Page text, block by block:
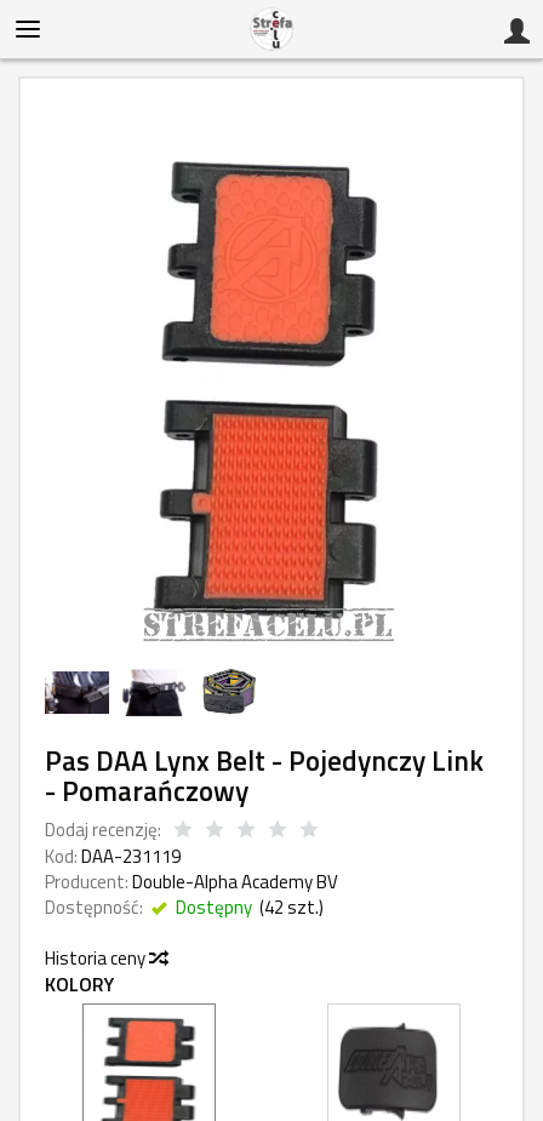
Pas DAA Lynx Belt - Pojedynczy Link
- Pomarańczowy
Dodaj recenzję:
Kod:DAA-231119
Producent:Double-Alpha Academy BV
Dostępność:
Dostępny (42szt.)
Historia ceny
KOLORY